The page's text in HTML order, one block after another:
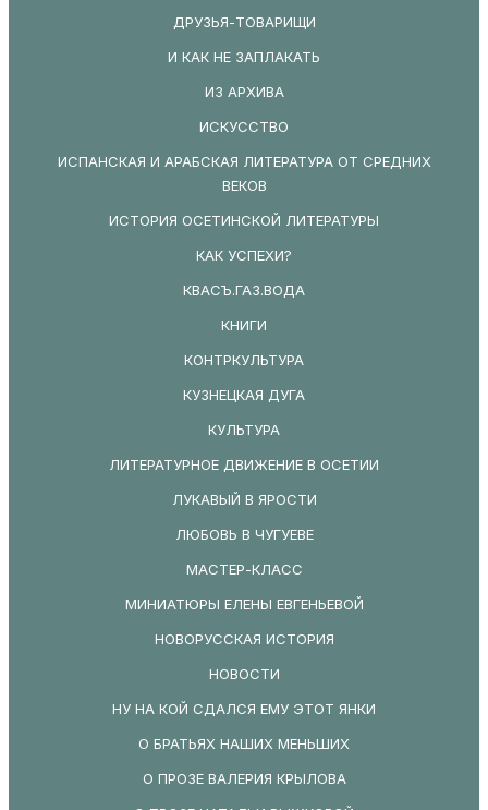
ДРУЗЬЯ-ТОВАРИЩИ
И КАК НЕ ЗАПЛАКАТЬ
ИЗ АРХИВА
ИСКУССТВО
ИСПАНСКАЯ И АРАБСКАЯ ЛИТЕРАТУРА ОТ СРЕДНИХ
ВЕКОВ
ИСТОРИЯ ОСЕТИНСКОЙ ЛИТЕРАТУРЫ
КАК УСПЕХИ?
КВАСЪ.ГАЗ.ВОДА
КНИГИ
КОНТРКУЛЬТУРА
КУЗНЕЦКАЯ ДУГА
КУЛЬТУРА
ЛИТЕРАТУРНОЕ ДВИЖЕНИЕ В ОСЕТИИ
ЛУКАВЫЙ В ЯРОСТИ
ЛЮБОВЬ В ЧУГУЕВЕ
МАСТЕР-КЛАСС
МИНИАТЮРЫ ЕЛЕНЫ ЕВГЕНЬЕВОЙ
НОВОРУССКАЯ ИСТОРИЯ
НОВОСТИ
НУ НА КОЙ СДАЛСЯ ЕМУ ЭТОТ ЯНКИ
О БРАТЬЯХ НАШИХ МЕНЬШИХ
О ПРОЗЕ ВАЛЕРИЯ КРЫЛОВА